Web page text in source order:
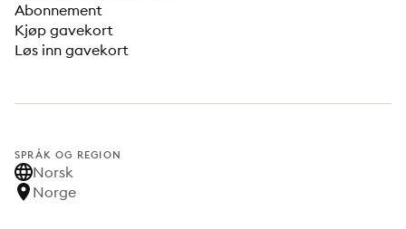
Abonnement
Kjøp gavekort
Løs inn gavekort
SPRÅK OG REGION
Norsk
Norge